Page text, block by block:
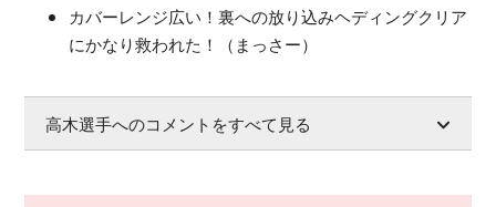
カバーレンジ広い！裏への放り込みヘディングクリア
にかなり救われた！（まっさー）
高木選手へのコメントをすべて見る